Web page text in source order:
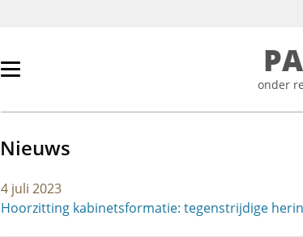
Primair
tonen/verbergen
onder
Nieuws
4 juli 2023
Hoorzitting kabinetsformatie: tegenstrijdige